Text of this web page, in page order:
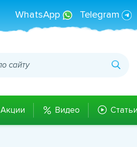
WhatsApp Telegram
Акции Видео Статьи